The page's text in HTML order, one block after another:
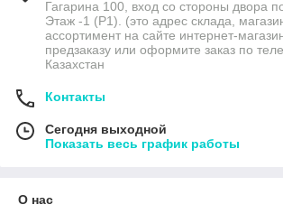
Гагарина 100, вход со стороны двора
Этаж -1 (P1). (это адрес склада,
ассортимент на сайте интернет-
предзаказу или оформите заказ по
Казахстан
Контакты
Сегодня выходной
Показать весь график работы
О нас